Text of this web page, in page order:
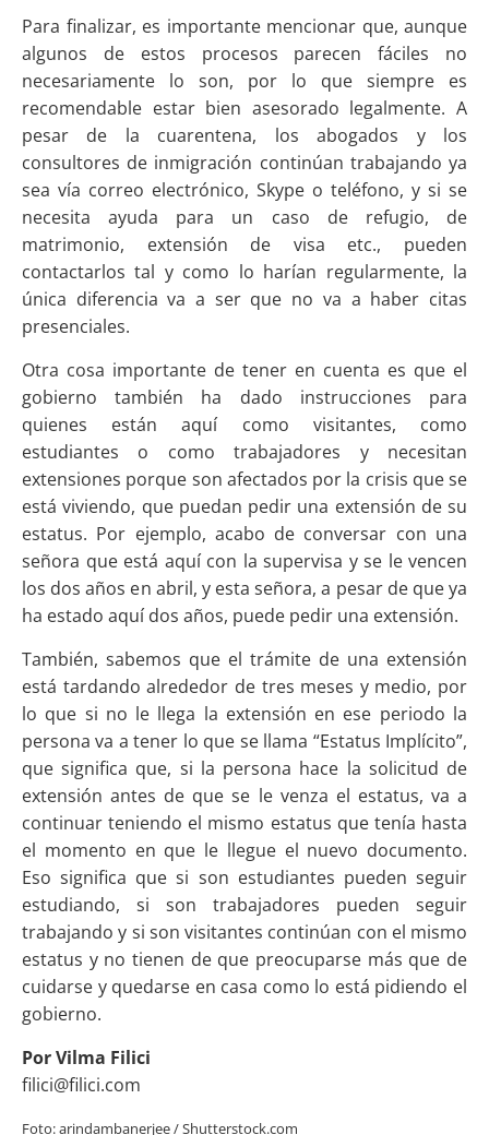
Para finalizar, es importante mencionar que, aunque
algunos de estos procesos parecen fáciles no
necesariamente lo son, por lo que siempre es
recomendable estar bien asesorado legalmente. A
pesar de la cuarentena, los abogados y los
consultores de inmigración continúan trabajando ya
sea vía correo electrónico, Skype o teléfono, y si se
necesita ayuda para un caso de refugio, de
matrimonio, extensión de visa etc., pueden
contactarlos tal y como lo harían regularmente, la
única diferencia va a ser que no va a haber citas
presenciales.
Otra cosa importante de tener en cuenta es que el
gobierno también ha dado instrucciones para
quienes están aquí como visitantes, como
estudiantes o como trabajadores y necesitan
extensiones porque son afectados por la crisis que se
está viviendo, que puedan pedir una extensión de su
estatus. Por ejemplo, acabo de conversar con una
señora que está aquí con la supervisa y se le vencen
los dos años en abril, y esta señora, a pesar de que ya
ha estado aquí dos años, puede pedir una extensión.
También, sabemos que el trámite de una extensión
está tardando alrededor de tres meses y medio, por
lo que si no le llega la extensión en ese periodo la
persona va a tener lo que se llama “Estatus Implícito”,
que significa que, si la persona hace la solicitud de
extensión antes de que se le venza el estatus, va a
continuar teniendo el mismo estatus que tenía hasta
el momento en que le llegue el nuevo documento.
Eso significa que si son estudiantes pueden seguir
estudiando, si son trabajadores pueden seguir
trabajando y si son visitantes continúan con el mismo
estatus y no tienen de que preocuparse más que de
cuidarse y quedarse en casa como lo está pidiendo el
gobierno.
Por Vilma Filici
filici@filici.com
Foto: arindambanerjee / Shutterstock.com